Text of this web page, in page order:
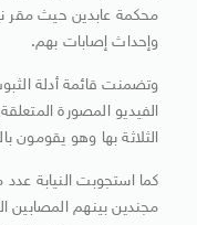
محكمة عابدين حيث مقر
وإحداث إصابات بهم.
وتضمنت قائمة أدلة
الفيديو المصورة
الثلاثة بها وهو يقومون
مجندين بينهم المصابين